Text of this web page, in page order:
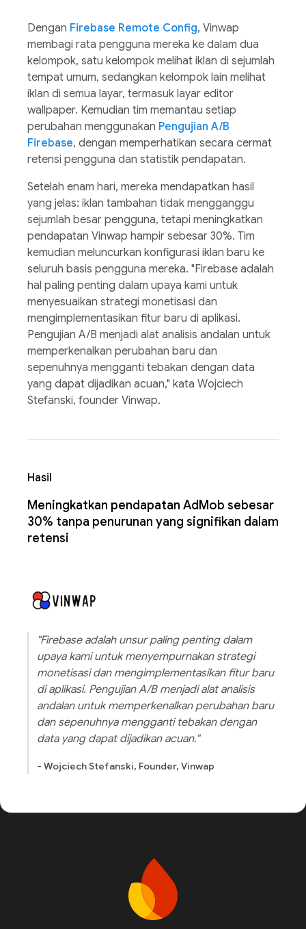
Dengan Firebase Remote Config, Vinwap
membagi rata pengguna mereka ke dalam dua
kelompok, satu kelompok melihat iklan di sejumlah
tempat umum, sedangkan kelompok lain melihat
iklan di semua layar, termasuk layar editor
wallpaper. Kemudian tim memantau setiap
perubahan menggunakan Pengujian A/B
Firebase, dengan memperhatikan secara cermat
retensi pengguna dan statistik pendapatan.
Setelah enam hari, mereka mendapatkan hasil
yang jelas: iklan tambahan tidak mengganggu
sejumlah besar pengguna, tetapi meningkatkan
pendapatan Vinwap hampir sebesar 30%. Tim
kemudian meluncurkan konfigurasi iklan baru ke
seluruh basis pengguna mereka. "Firebase adalah
hal paling penting dalam upaya kami untuk
menyesuaikan strategi monetisasi dan
mengimplementasikan fitur baru di aplikasi.
Pengujian A/B menjadi alat analisis andalan untuk
memperkenalkan perubahan baru dan
sepenuhnya mengganti tebakan dengan data
yang dapat dijadikan acuan," kata Wojciech
Stefanski, founder Vinwap.
Hasil
Meningkatkan pendapatan AdMob sebesar
30% tanpa penurunan yang signifikan dalam
retensi
"Firebase adalah unsur paling penting dalam
upaya kami untuk menyempurnakan strategi
monetisasi dan mengimplementasikan fitur baru
di aplikasi. Pengujian A/B menjadi alat analisis
andalan untuk memperkenalkan perubahan baru
dan sepenuhnya mengganti tebakan dengan
data yang dapat dijadikan acuan."
- Wojciech Stefanski, Founder, Vinwap